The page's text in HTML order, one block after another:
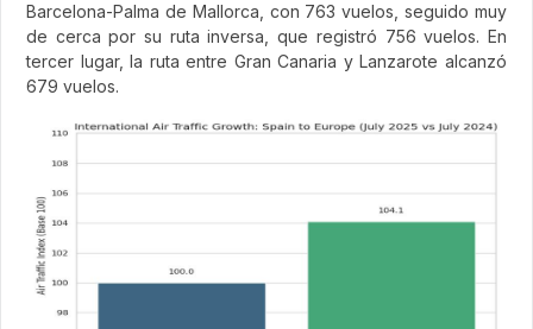
Barcelona-Palma de Mallorca, con 763 vuelos, seguido muy
de cerca por su ruta inversa, que registró 756 vuelos. En
tercer lugar, la ruta entre Gran Canaria y Lanzarote alcanzó
679 vuelos.